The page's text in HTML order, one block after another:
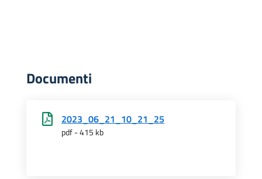
Documenti
2023_06_21_10_21_25
pdf - 415 kb